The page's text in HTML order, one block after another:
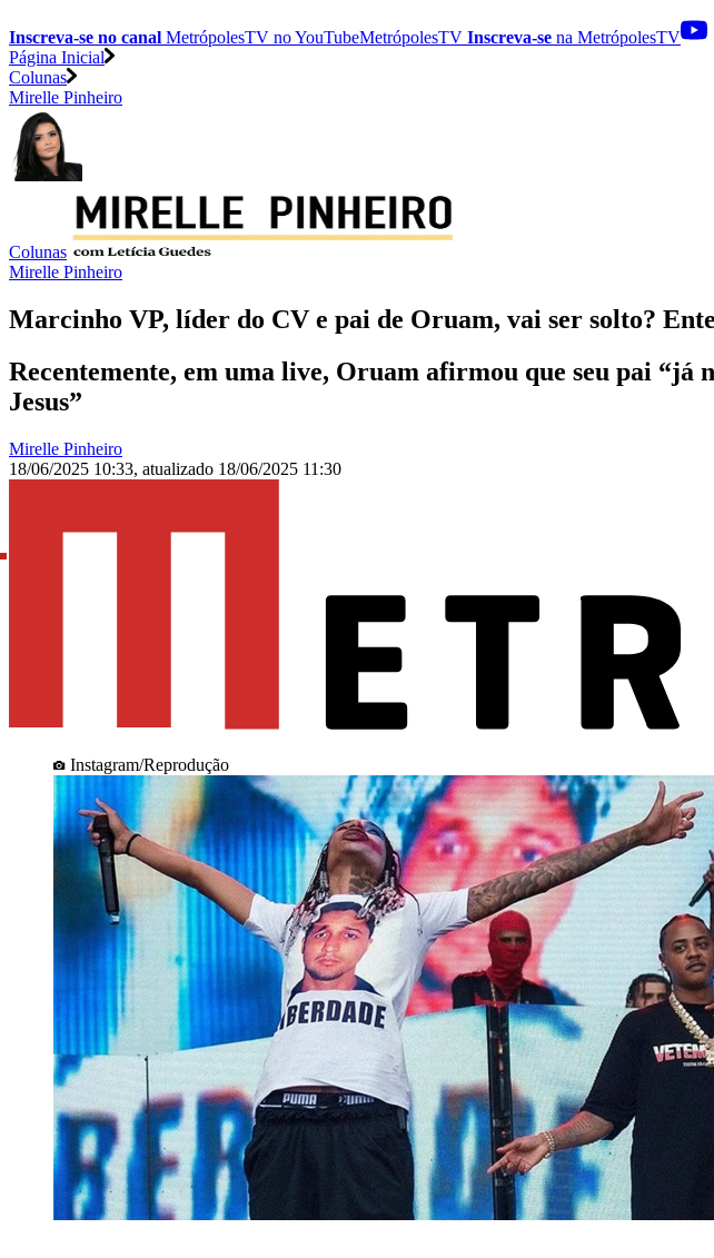
Inscreva-se no canal MetrópolesTV noYouTubeMetrópolesTV Inscreva-se na MetrópolesTV
Página Inicial
Colunas
Mirelle Pinheiro
Colunas
Mirelle Pinheiro
Marcinho VP, líder do CV e pai de Oruam, vai ser solto?
Recentemente, em uma live, Oruam afirmou que seu pai “já
Jesus”
Mirelle Pinheiro
18/06/2025 10:33, atualizado 18/06/2025 11:30
Instagram/Reprodução